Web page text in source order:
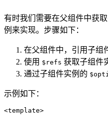
有时我们需要在父组件中获
例来实现。步骤如下：
在父组件中，引用子组
使用 $refs 获取子组件
通过子组件实例的
示例如下：
<template>